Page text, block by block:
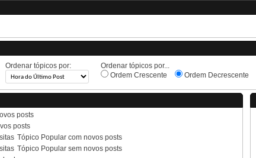
Ordenar tópicos por:
Ordenar tópicos por...
Ordem Crescente
Ordem Decrescente
posts
posts
Tópico Popular com novos posts
Tópico Popular sem novos posts